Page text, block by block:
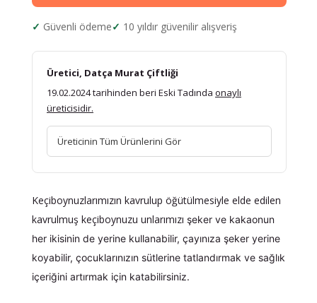
Güvenli ödeme 10 yıldır güvenilir alışveriş
Üretici, Datça Murat Çiftliği
19.02.2024 tarihinden beri Eski Tadında onaylı
üreticisidir.
Üreticinin Tüm Ürünlerini Gör
Keçiboynuzlarımızın kavrulup öğütülmesiyle elde edilen
kavrulmuş keçiboynuzu unlarımızı şeker ve kakaonun
her ikisinin de yerine kullanabilir, çayınıza şeker yerine
koyabilir, çocuklarınızın sütlerine tatlandırmak ve sağlık
içeriğini artırmak için katabilirsiniz.